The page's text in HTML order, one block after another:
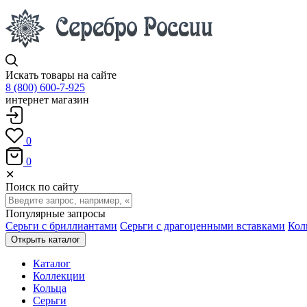
Искать товары на сайте
8 (800) 600-7-925
интернет магазин
0
0
✕
Поиск по сайту
Популярные запросы
Серьги с бриллиантами Серьги с драгоценными вставками
Открыть каталог
Каталог
Коллекции
Кольца
Серьги